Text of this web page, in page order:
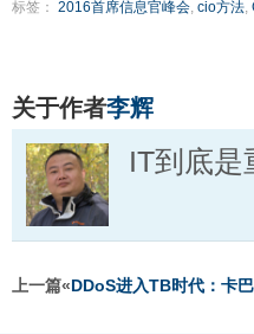
标签： 2016首席信息官峰会, cio方法,
关于作者李辉
IT到底是
上一篇«DDoS进入TB时代：卡